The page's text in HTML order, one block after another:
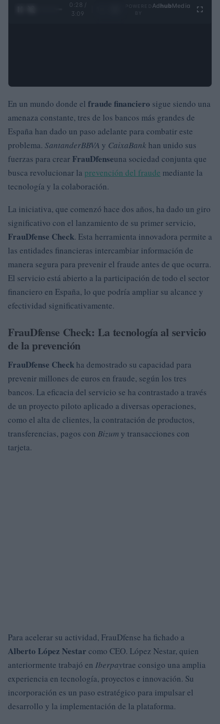
0:29 /
3:09
Ad hubMedia
En un mundo donde el fraude financiero sigue siendo una
amenaza constante, tres de los bancos más grandes de
España han dado un paso adelante para combatir este
problema. SantanderBBVA y CaixaBank han unido sus
fuerzas para crear FrauDfenseuna sociedad conjunta que
busca revolucionar la prevención del fraude mediante la
tecnología y la colaboración.
La iniciativa, que comenzó hace dos años, ha dado un giro
significativo con el lanzamiento de su primer servicio,
FrauDfense Check. Esta herramienta innovadora permite a
las entidades financieras intercambiar información de
manera segura para prevenir el fraude antes de que ocurra.
El servicio está abierto a la participación de todo el sector
financiero en España, lo que podría ampliar su alcance y
efectividad significativamente.
FrauDfense Check: La tecnología al servicio
de la prevención
FrauDfense Check ha demostrado su capacidad para
prevenir millones de euros en fraude, según los tres
bancos. La eficacia del servicio se ha contrastado a través
de un proyecto piloto aplicado a diversas operaciones,
como el alta de clientes, la contratación de productos,
transferencias, pagos con Bizum y transacciones con
tarjeta.
Para acelerar su actividad, FrauDfense ha fichado a
Alberto López Nestar como CEO. López Nestar, quien
anteriormente trabajó en Iberpaytrae consigo una amplia
experiencia en tecnología, proyectos e innovación. Su
incorporación es un paso estratégico para impulsar el
desarrollo y la implementación de la plataforma.